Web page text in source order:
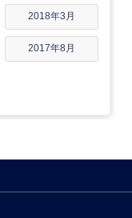
2018年3月
2017年8月